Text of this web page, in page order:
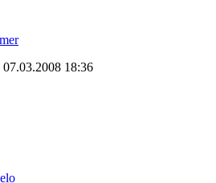
07.03.2008 18:36